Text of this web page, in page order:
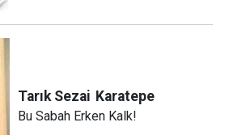
Tarık Sezai Karatepe
Bu Sabah Erken Kalk!